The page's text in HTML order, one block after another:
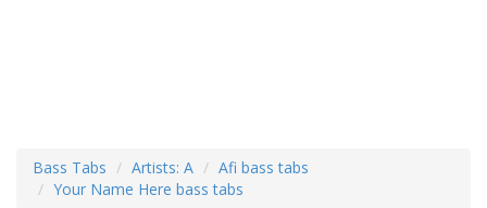
Bass Tabs Artists: A
Afi bass tabs
Your Name Here bass tabs